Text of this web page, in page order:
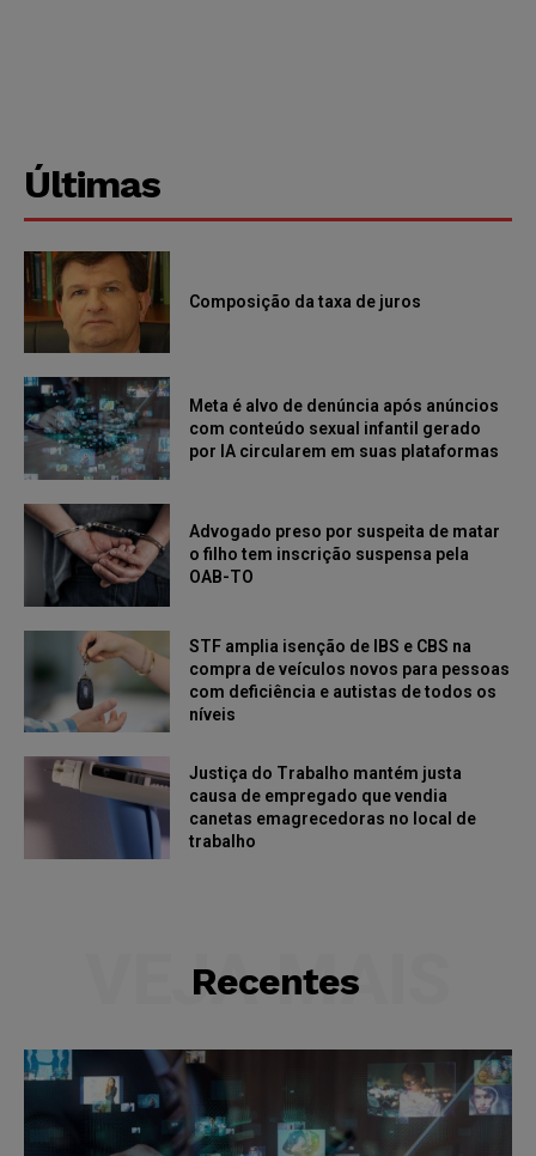
Últimas
Composição da taxa de juros
Meta é alvo de denúncia após anúncios
com conteúdo sexual infantil gerado
por IA circularem em suas plataformas
Advogado preso por suspeita de matar
o filho tem inscrição suspensa pela
OAB-TO
STF amplia isenção de IBS e CBS na
compra de veículos novos para pessoas
com deficiência e autistas de todos os
níveis
Justiça do Trabalho mantém justa
causa de empregado que vendia
canetas emagrecedoras no local de
trabalho
Recentes
VEJA MAIS